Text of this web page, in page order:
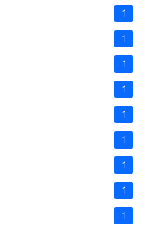
1
1
1
1
1
1
1
1
1